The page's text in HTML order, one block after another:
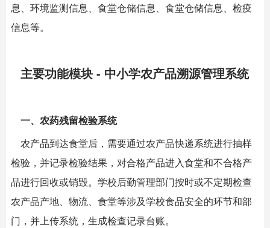
息、环境监测信息、食堂仓储信息、食堂仓储信息、检疫
信息等。
主要功能模块 - 中小学农产品溯源管理系统
一、农药残留检验系统
农产品到达食堂后，需要通过农产品快递系统进行抽样
检验，并记录检验结果，对合格产品进入食堂和不合格产
品进行回收或销毁。学校后勤管理部门按时或不定期检查
农产品产地、物流、食堂等涉及学校食品安全的环节和部
门，并上传系统，生成检查记录台账。